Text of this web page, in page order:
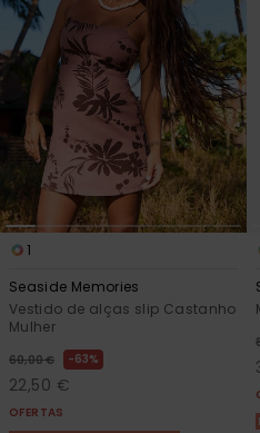
1
Seaside Memories
Vestido de alças slip Castanho
Mulher
60,00 € 63%
22,50 €
OFERTAS